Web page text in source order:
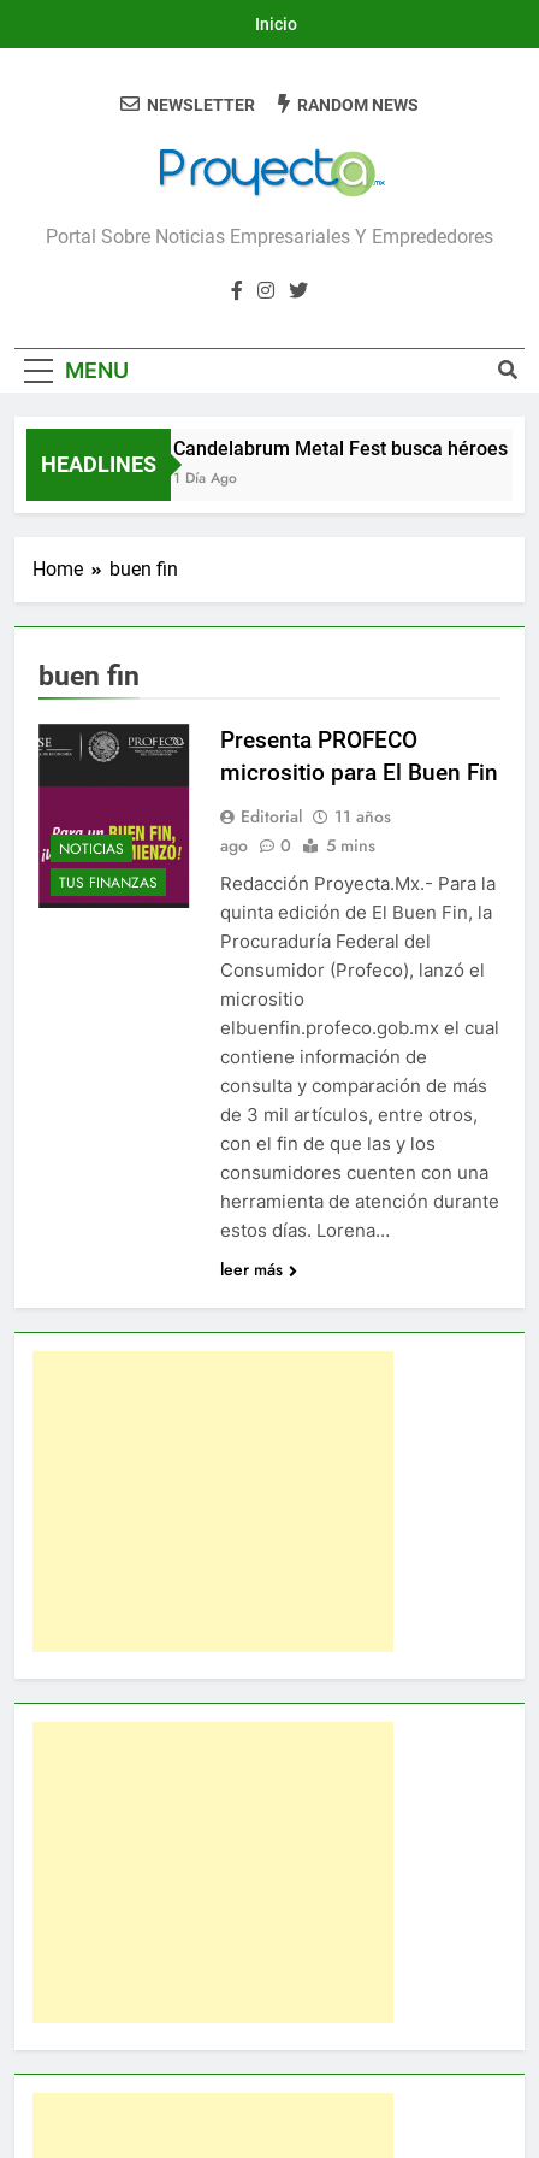
Inicio
Proyecta
Portal Sobre Noticias Empresariales Y Emprededores
NEWSLETTER RANDOM NEWS
MENU
HEADLINES
Candelabrum Metal Fest busca héroes de
1 Día Ago
Home buen fin
buen fin
NOTICIAS
TUS FINANZAS
Presenta PROFECO
micrositio para El Buen Fin
Editorial
11 años
ago
0 5 mins
Redacción Proyecta.Mx.- Para la
quinta edición de El Buen Fin, la
Procuraduría Federal del
Consumidor (Profeco), lanzó el
micrositio
elbuenfin.profeco.gob.mx el cual
contiene información de
consulta y comparación de más
de 3 mil artículos, entre otros,
con el fin de que las y los
consumidores cuenten con una
herramienta de atención durante
estos días. Lorena…
leer más